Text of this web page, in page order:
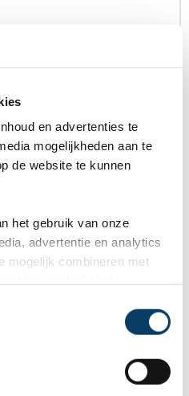
en advertenties te
mogelijkheden aan te
de website te kunnen
het gebruik van onze
advertentie en analytics
mogelijk combineren met
hebben
De
via Reisgraag
het eiland te